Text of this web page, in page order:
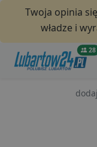
Twoja opinia
władze i
28